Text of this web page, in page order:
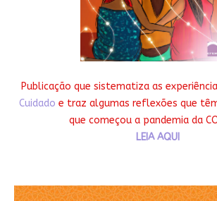
Publicação que sistematiza as
Cuidado e traz algumas reflexões que
que começou a pandemia da
LEIA AQUI